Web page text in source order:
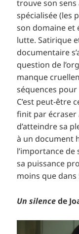
trouve son
spécialisée (les
son domaine et
lutte. Satirique
documentaire
question de
manque
séquences
C’est peut-être
finit par écraser
d’atteindre sa
à un document
l’importance
sa puissance
moins que dans
Un silencede